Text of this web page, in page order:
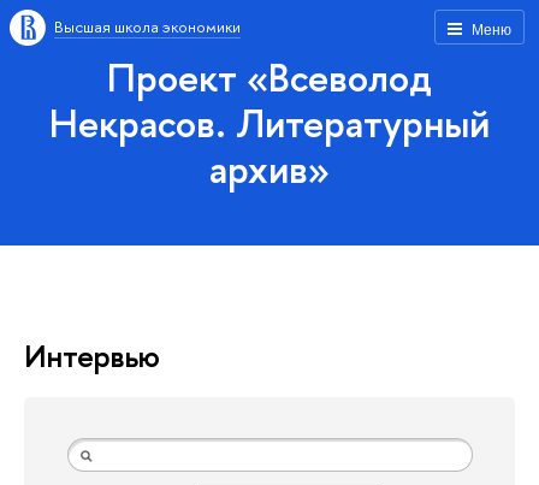
Меню
Высшая школа экономики
Проект «Всеволод
Некрасов. Литературный
архив»
Интервью